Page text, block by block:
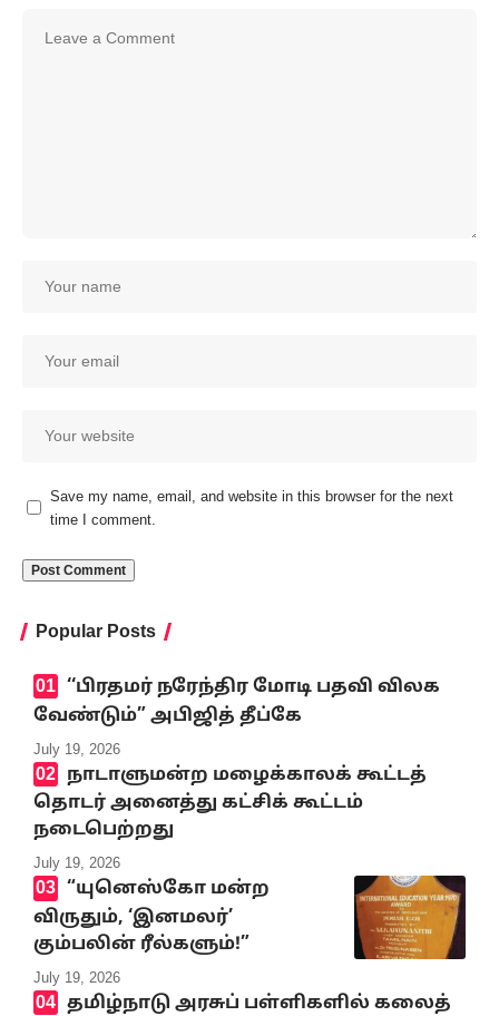
Save my name, email, and website in this browser for the next
time I comment.
Popular Posts
‘‘பிரதமர் நரேந்திர மோடி பதவி விலக
வேண்டும்” அபிஜித் தீப்கே
July 19, 2026
நாடாளுமன்ற மழைக்காலக் கூட்டத்
தொடர் அனைத்து கட்சிக் கூட்டம்
நடைபெற்றது
July 19, 2026
“யுனெஸ்கோ மன்ற
விருதும், ‘இனமலர்’
கும்பலின் ரீல்களும்!”
July 19, 2026
தமிழ்நாடு அரசுப் பள்ளிகளில் கலைத்